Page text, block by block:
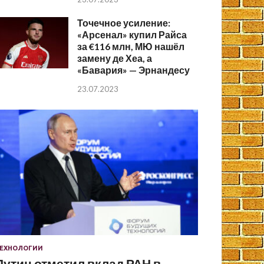
Точечное усиление:
«Арсенал» купил Райса
за €116 млн, МЮ нашёл
замену де Хеа, а
«Бавария» — Эрнандесу
23.07.2023